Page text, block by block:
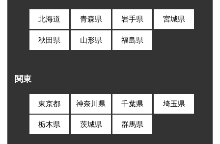
北海道 青森県 岩手県 宮城県
秋田県 山形県 福島県
関東
東京都 神奈川県 千葉県 埼玉県
栃木県 茨城県 群馬県